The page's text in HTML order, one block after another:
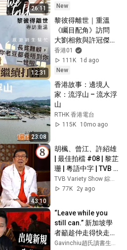
26:11
歌為圓夢 有錢也買不
到的快樂 | 陳曼娜專
訪
New
12:31
黎彼得離世｜重溫
《矚目配角》訪問
大劉相救與許冠傑決
裂仍欣賞｜01娛樂｜
黎彼得｜專訪｜香港
藝人
香港01
111K
1d ago
New
23:08
香港故事：邊境人
家：流浮山 – 流水浮
山
RTHK 香港電台
115K
10mo ago
43:10
胡楓、曾江、許紹雄
| 最佳拍檔 #08 | 黎芷
珊 | 粵語中字 | TVB
2017
77K
2y ago
“Leave while you
still can.” 新加坡學
者籲趁仲走得快走：
中國9月15日收緊出